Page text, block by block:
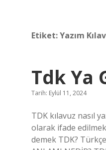
Etiket:Yazım
Tdk Ya
Tarih: Eylül 11, 2024
TDK kılavuz nasıl
olarak ifade
demek TDK?